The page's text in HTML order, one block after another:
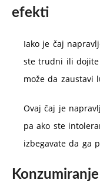
efekti
Iako je čaj
ste trudni ili dojite
može da zaustavi
Ovaj čaj je
pa ako ste
izbegavate da ga